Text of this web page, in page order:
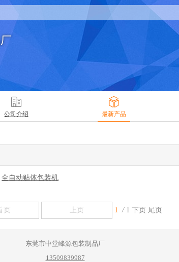
公司介绍 最新产品
全自动贴体包装机
页 上页 1 / 1 下页 尾页
东莞市中堂峰源包装制品厂
13509839987